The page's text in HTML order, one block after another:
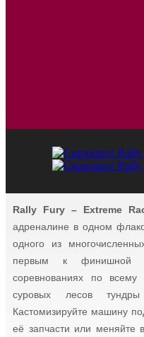
Rally Fury – Extreme
адреналине в одном
одного из
первым к финишной
соревнованиях по
суровых лесов
Кастомизируйте машину
её запчасти или меняйте